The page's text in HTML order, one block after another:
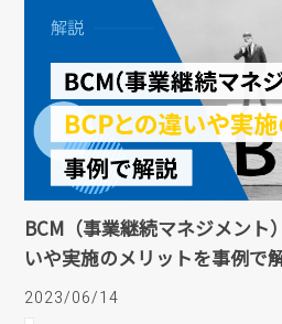
BCM（事業継続マネジメン
いや実施のメリットを事例で
2023/06/14